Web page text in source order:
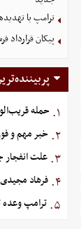
ترامپ با
پیکان قرارداد
۱. حمله
۲. خبر مهم و
۳. علت انفجار
۴. فرهاد
۵. ترامپ وعده